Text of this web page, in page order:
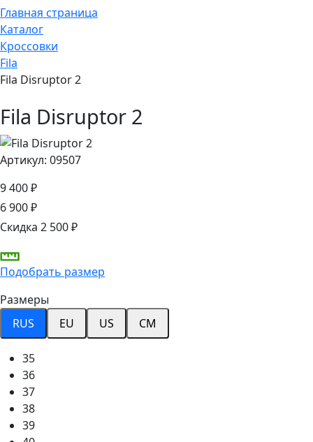
Главная страница
Каталог
Кроссовки
Fila
Fila Disruptor 2
Fila Disruptor 2
Артикул: 09507
9 400 ₽
6 900 ₽
Скидка 2 500 ₽
Подобрать размер
Размеры
RUS
EU US CM
35
36
37
38
39